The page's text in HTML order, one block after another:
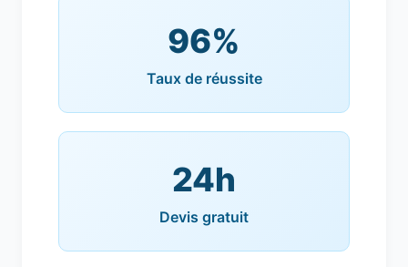
96%
Taux de réussite
24h
Devis gratuit